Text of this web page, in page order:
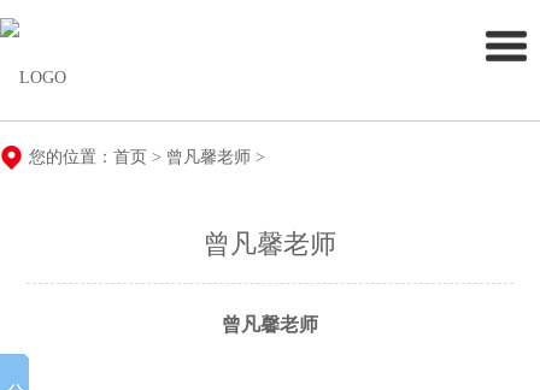
您的位置： 首页 > 曾凡馨老师 >
曾凡馨老师
曾凡馨老师